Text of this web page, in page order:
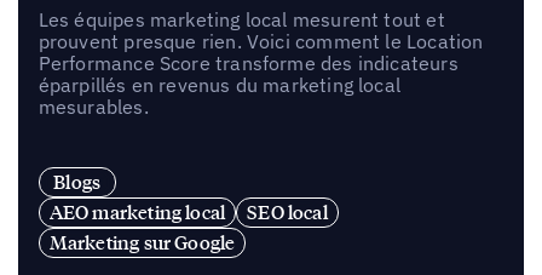
Les équipes marketing local mesurent tout et
prouvent presque rien. Voici comment le Location
Performance Score transforme des indicateurs
éparpillés en revenus du marketing local
mesurables.
Blogs
AEO marketing local
SEO local
Marketing sur Google